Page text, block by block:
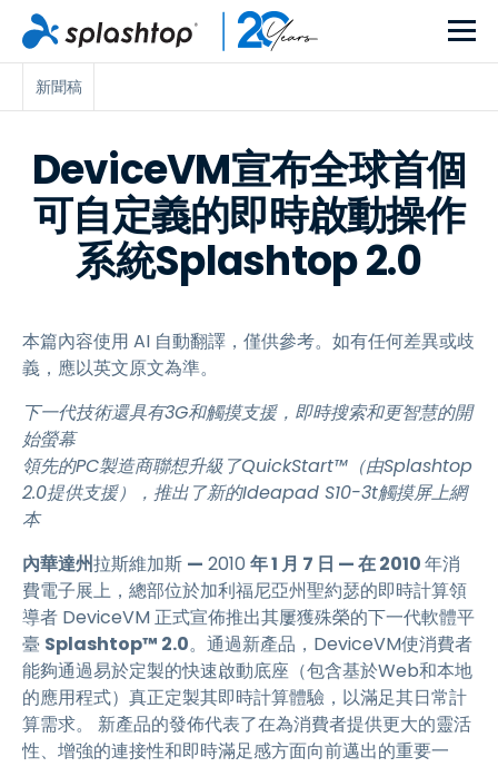
新聞稿
DeviceVM宣布全球首個
可自定義的即時啟動操作
系統Splashtop 2.0
本篇內容使用 AI 自動翻譯，僅供參考。如有任何差異或歧
義，應以英文原文為準。
下一代技術還具有3G和觸摸支援，即時搜索和更智慧的開
始螢幕
領先的PC製造商聯想升級了QuickStart™（由Splashtop
2.0提供支援），推出了新的Ideapad S10-3t觸摸屏上網
本
內華達州拉斯維加斯 — 2010 年 1 月 7 日 — 在 2010年消
費電子展上，總部位於加利福尼亞州聖約瑟的即時計算領
導者 DeviceVM 正式宣佈推出其屢獲殊榮的下一代軟體平
臺 Splashtop™ 2.0。通過新產品，DeviceVM使消費者
能夠通過易於定製的快速啟動底座（包含基於Web和本地
的應用程式）真正定製其即時計算體驗，以滿足其日常計
算需求。 新產品的發佈代表了在為消費者提供更大的靈活
性、增強的連接性和即時滿足感方面向前邁出的重要一